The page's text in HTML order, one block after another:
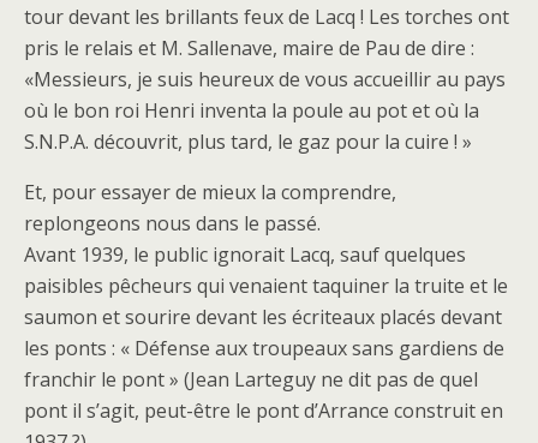
tour devant les brillants feux de Lacq ! Les torches ont
pris le relais et M. Sallenave, maire de Pau de dire :
«Messieurs, je suis heureux de vous accueillir au pays
où le bon roi Henri inventa la poule au pot et où la
S.N.P.A. découvrit, plus tard, le gaz pour la cuire ! »
Et, pour essayer de mieux la comprendre,
replongeons nous dans le passé.
Avant 1939, le public ignorait Lacq, sauf quelques
paisibles pêcheurs qui venaient taquiner la truite et le
saumon et sourire devant les écriteaux placés devant
les ponts : « Défense aux troupeaux sans gardiens de
franchir le pont » (Jean Larteguy ne dit pas de quel
pont il s’agit, peut-être le pont d’Arrance construit en